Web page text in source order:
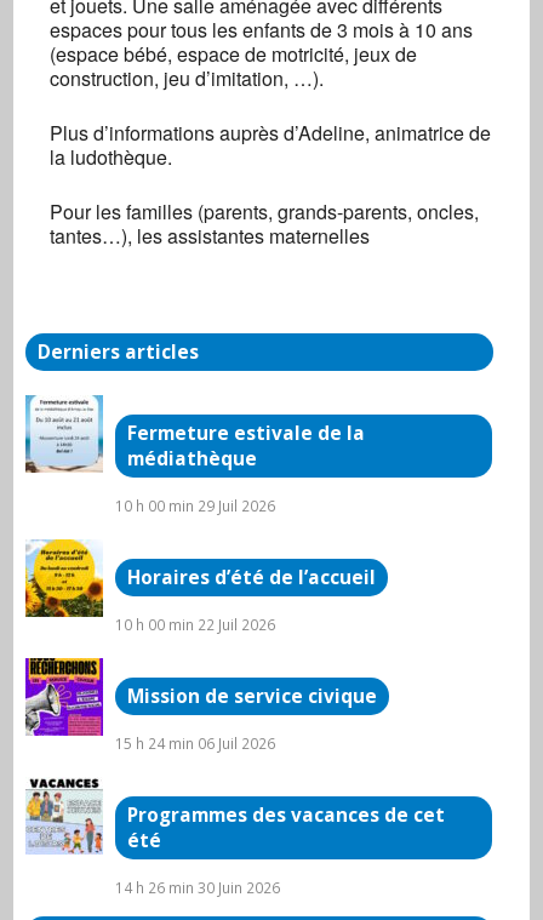
espaces pour tous les enfants de 3 mois à 10 ans
(espace bébé, espace de motricité, jeux de
construction, jeu d’imitation, …).
Plus d’informations auprès d’Adeline, animatrice de
la ludothèque.
Pour les familles (parents, grands-parents, oncles,
tantes…), les assistantes maternelles
Derniers articles
Fermeture estivale de la
médiathèque
10 h 00 min 29 Juil 2026
Horaires d’été de l’accueil
10 h 00 min 22 Juil 2026
Mission de service civique
15 h 24 min 06 Juil 2026
Programmes des vacances de cet
été
14 h 26 min 30 Juin 2026